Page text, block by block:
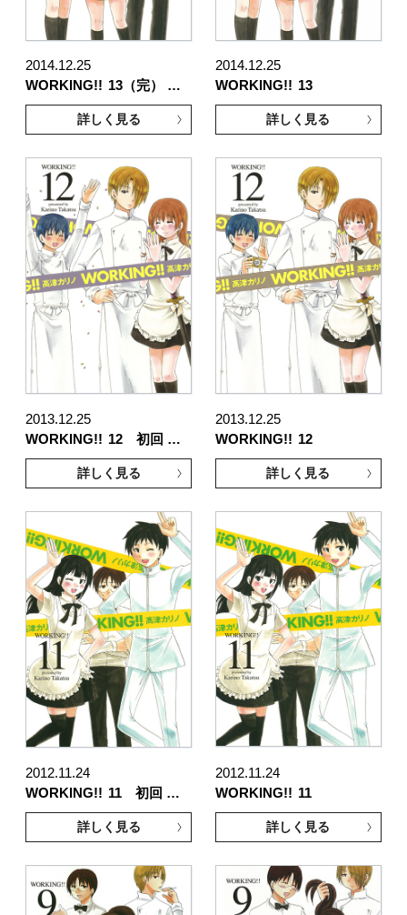
2014.12.25
WORKING!! 13（完） …
詳しく見る
2014.12.25
WORKING!! 13
詳しく見る
2013.12.25
WORKING!! 12 初回 …
詳しく見る
2013.12.25
WORKING!! 12
詳しく見る
2012.11.24
WORKING!! 11 初回 …
詳しく見る
2012.11.24
WORKING!! 11
詳しく見る